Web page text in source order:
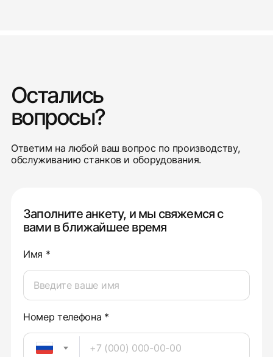
Остались
вопросы?
Ответим на любой ваш вопрос по производству,
обслуживанию станков и оборудования.
Заполните анкету, и мы свяжемся с
вами в ближайшее время
Имя *
Номер телефона *